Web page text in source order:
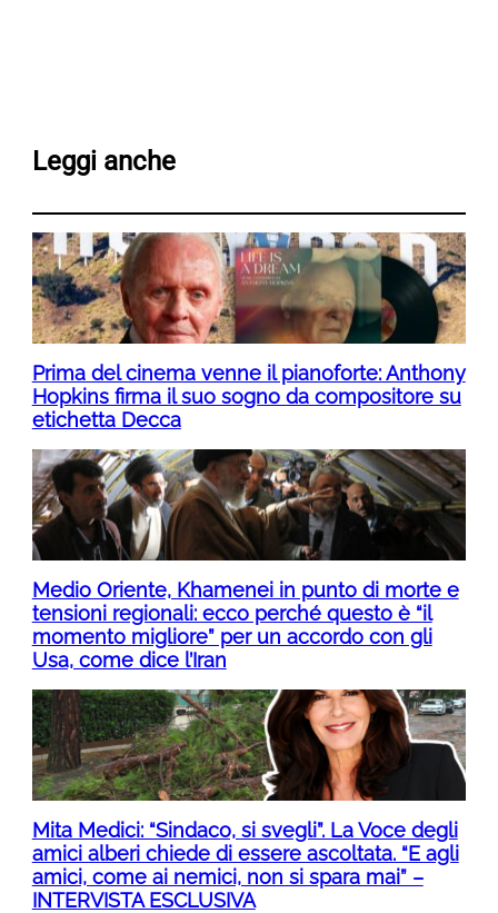
Leggi anche
Prima del cinema venne il pianoforte: Anthony
Hopkins firma il suo sogno da compositore su
etichetta Decca
Medio Oriente, Khamenei in punto di morte e
tensioni regionali: ecco perché questo è “il
momento migliore” per un accordo con gli
Usa, come dice l’Iran
Mita Medici: “Sindaco, si svegli”. La Voce degli
amici alberi chiede di essere ascoltata. “E agli
amici, come ai nemici, non si spara mai” –
INTERVISTA ESCLUSIVA